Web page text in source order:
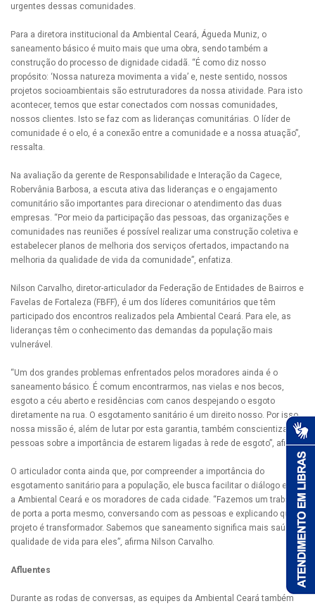
urgentes dessas comunidades.
Para a diretora institucional da Ambiental Ceará, Águeda Muniz, o
saneamento básico é muito mais que uma obra, sendo também a
construção do processo de dignidade cidadã. “É como diz nosso
propósito: ‘Nossa natureza movimenta a vida’ e, neste sentido, nossos
projetos socioambientais são estruturadores da nossa atividade. Para isto
acontecer, temos que estar conectados com nossas comunidades,
nossos clientes. Isto se faz com as lideranças comunitárias. O líder de
comunidade é o elo, é a conexão entre a comunidade e a nossa atuação”,
ressalta.
Na avaliação da gerente de Responsabilidade e Interação da Cagece,
Robervânia Barbosa, a escuta ativa das lideranças e o engajamento
comunitário são importantes para direcionar o atendimento das duas
empresas. “Por meio da participação das pessoas, das organizações e
comunidades nas reuniões é possível realizar uma construção coletiva e
estabelecer planos de melhoria dos serviços ofertados, impactando na
melhoria da qualidade de vida da comunidade”, enfatiza.
Nilson Carvalho, diretor-articulador da Federação de Entidades de Bairros e
Favelas de Fortaleza (FBFF), é um dos líderes comunitários que têm
participado dos encontros realizados pela Ambiental Ceará. Para ele, as
lideranças têm o conhecimento das demandas da população mais
vulnerável.
“Um dos grandes problemas enfrentados pelos moradores ainda é o
saneamento básico. É comum encontrarmos, nas vielas e nos becos,
esgoto a céu aberto e residências com canos despejando o esgoto
diretamente na rua. O esgotamento sanitário é um direito nosso. Por isso,
nossa missão é, além de lutar por esta garantia, também conscientizar as
pessoas sobre a importância de estarem ligadas à rede de esgoto”, afirma.
O articulador conta ainda que, por compreender a importância do
esgotamento sanitário para a população, ele busca facilitar o diálogo entre
a Ambiental Ceará e os moradores de cada cidade. “Fazemos um trabalho
de porta a porta mesmo, conversando com as pessoas e explicando que o
projeto é transformador. Sabemos que saneamento significa mais saúde e
qualidade de vida para eles”, afirma Nilson Carvalho.
Afluentes
Durante as rodas de conversas, as equipes da Ambiental Ceará também